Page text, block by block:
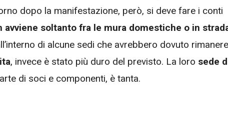
dopo la manifestazione, però, si deve fare i conti
avviene soltanto fra le mura domestiche o in
di alcune sedi che avrebbero dovuto rimanere
, invece è stato più duro del previsto. La loro sede
di soci e componenti, è tanta.